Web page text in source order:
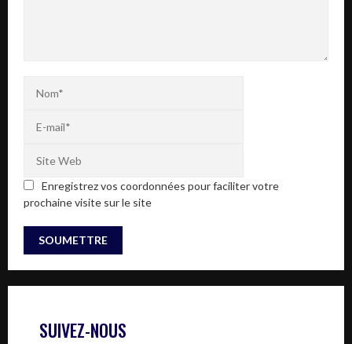
Enregistrez vos coordonnées pour faciliter votre
prochaine visite sur le site
SUIVEZ-NOUS